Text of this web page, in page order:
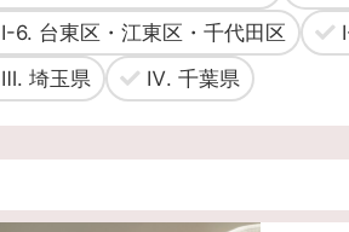
Ⅰ-6. 台東区・江東区・千代田区
Ⅲ. 埼玉県
Ⅳ. 千葉県